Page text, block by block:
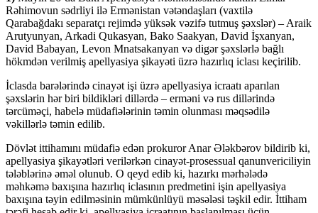
Rəhimovun sədrliyi ilə Ermənistan vətəndaşları (vaxtilə
Qarabağdakı separatçı rejimdə yüksək vəzifə tutmuş şəxslər) – Araik
Arutyunyan, Arkadi Qukasyan, Bako Saakyan, David İşxanyan,
David Babayan, Levon Mnatsakanyan və digər şəxslərlə bağlı
hökmdən verilmiş apellyasiya şikayəti üzrə hazırlıq iclası keçirilib.
İclasda barələrində cinayət işi üzrə apellyasiya icraatı aparılan
şəxslərin hər biri bildikləri dillərdə – erməni və rus dillərində
tərcüməçi, habelə müdafiələrinin təmin olunması məqsədilə
vəkillərlə təmin edilib.
Dövlət ittihamını müdafiə edən prokuror Anar Ələkbərov bildirib ki,
apellyasiya şikayətləri verilərkən cinayət-prosessual qanunvericiliyin
tələblərinə əməl olunub. O qeyd edib ki, hazırkı mərhələdə
məhkəmə baxışına hazırlıq iclasının predmetini işin apellyasiya
baxışına təyin edilməsinin mümkünlüyü məsələsi təşkil edir. İttiham